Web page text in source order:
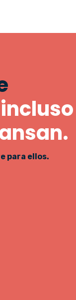
incluso
para ellos.